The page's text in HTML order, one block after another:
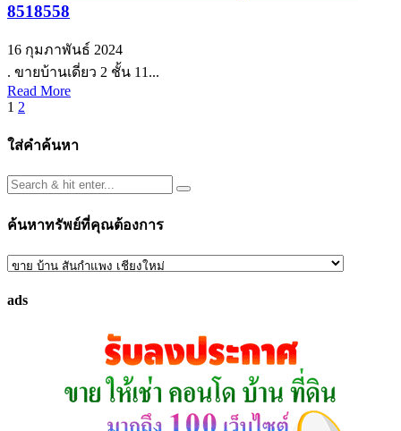
8518558
16 กุมภาพันธ์ 2024
. ขายบ้านเดี่ยว 2 ชั้น 11...
Read More
Posts
pagination
1 2
ใส่คำค้นหา
ค้นหาทรัพย์ที่คุณต้องการ
ค้นหา
ที่
ads